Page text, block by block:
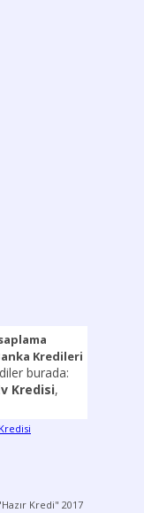
Kredileri
burada:
Kredisi,
Kredi" 2017